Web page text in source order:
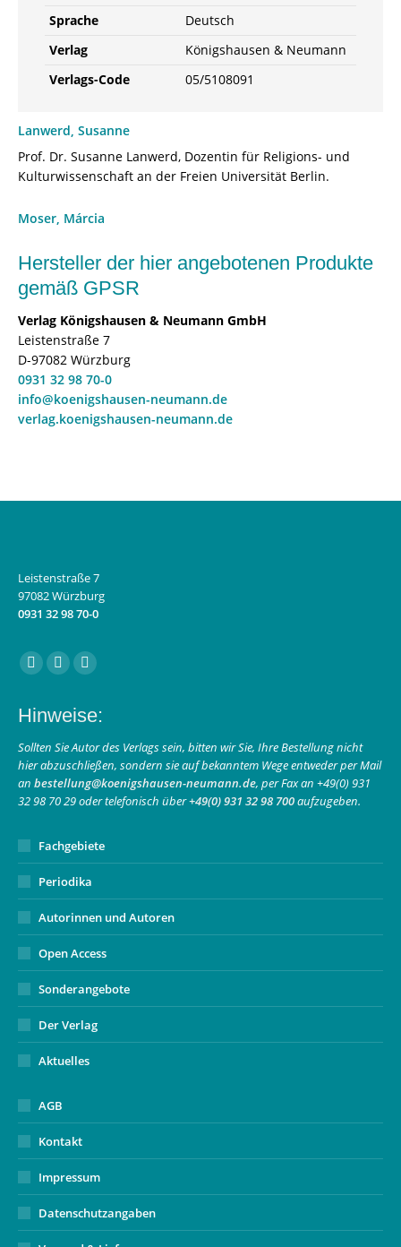
Sprache
Deutsch
Verlag
Königshausen & Neumann
Verlags-Code
05/5108091
Lanwerd, Susanne
Prof. Dr. Susanne Lanwerd, Dozentin für Religions- und
Kulturwissenschaft an der Freien Universität Berlin.
Moser, Márcia
Hersteller der hier angebotenen Produkte
gemäß GPSR
Verlag Königshausen & Neumann GmbH
Leistenstraße 7
D-97082 Würzburg
0931 32 98 70-0
info@koenigshausen-neumann.de
verlag.koenigshausen-neumann.de
Leistenstraße 7
97082 Würzburg
0931 32 98 70-0
Finden Sie uns auf:
Facebook
opens
in
new
window
Instagram
opens
in
new
window
E-
page
opens
in
new
window
Hinweise:
Sollten Sie Autor des Verlags sein, bitten wir Sie, Ihre Bestellung nicht
hier abzuschließen, sondern sie auf bekanntem Wege entweder per Mail
an bestellung@koenigshausen-neumann.de, per Fax an +49(0) 931
32 98 70 29 oder telefonisch über+49(0) 931 32 98 700aufzugeben.
Fachgebiete
Periodika
Autorinnen und Autoren
Open Access
Sonderangebote
Der Verlag
Aktuelles
AGB
Kontakt
Impressum
Datenschutzangaben